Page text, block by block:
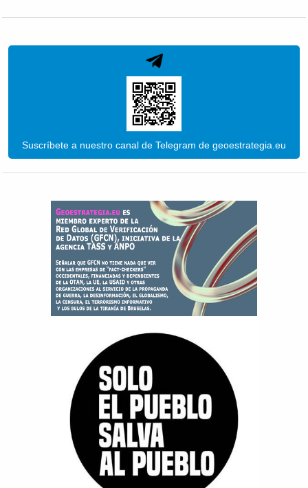
Suscríbete a nuestro canal de Telegram de geoestrategia.eu